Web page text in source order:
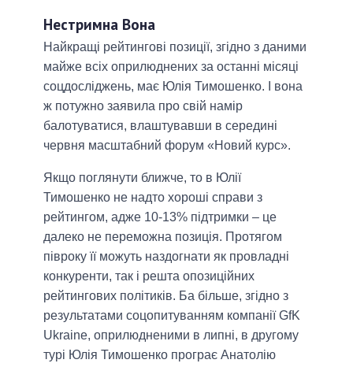
Нестримна Вона
Найкращі рейтингові позиції, згідно з даними
майже всіх оприлюднених за останні місяці
соцдосліджень, має Юлія Тимошенко. І вона
ж потужно заявила про свій намір
балотуватися, влаштувавши в середині
червня масштабний форум «Новий курс».
Якщо поглянути ближче, то в Юлії
Тимошенко не надто хороші справи з
рейтингом, адже 10-13% підтримки – це
далеко не переможна позиція. Протягом
півроку її можуть наздогнати як провладні
конкуренти, так і решта опозиційних
рейтингових політиків. Ба більше, згідно з
результатами соцопитуванням компанії GfK
Ukraine, оприлюдненими в липні, в другому
турі Юлія Тимошенко програє Анатолію